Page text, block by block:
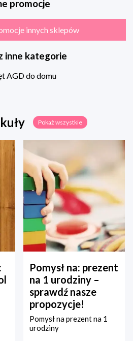
promocje
innych sklepów
inne kategorie
AGD do domu
Pokaż wszystkie
Pomysł na: prezent
na 1 urodziny –
sprawdź nasze
propozycje!
Pomysł na prezent na 1
urodziny